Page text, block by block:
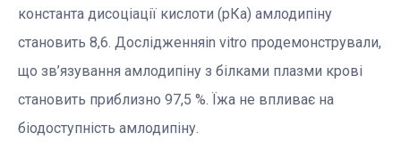
константа дисоціації кислоти (рКа) амлодипіну
становить 8,6. Дослідженняin vitro продемонстрували,
що зв’язування амлодипіну з білками плазми крові
становить приблизно 97,5 %. Їжа не впливає на
біодоступність амлодипіну.